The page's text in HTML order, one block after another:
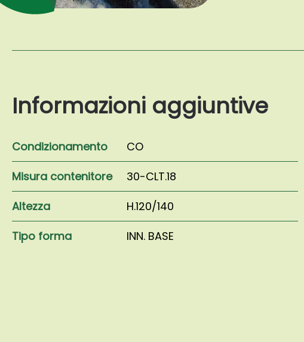
Informazioni aggiuntive
Condizionamento
CO
Misura contenitore
30-CLT.18
Altezza
H.120/140
Tipo forma
INN. BASE